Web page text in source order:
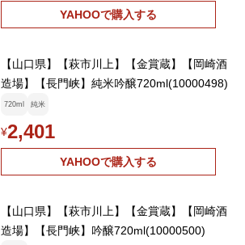
YAHOOで購入する
【山口県】【萩市川上】【金賞蔵】【岡崎酒
造場】【長門峡】純米吟醸720ml(10000498)
720ml 純米
¥2,401
YAHOOで購入する
【山口県】【萩市川上】【金賞蔵】【岡崎酒
造場】【長門峡】吟醸720ml(10000500)